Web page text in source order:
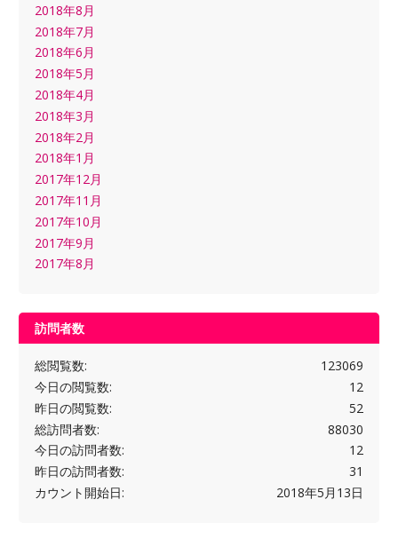
2018年8月
2018年7月
2018年6月
2018年5月
2018年4月
2018年3月
2018年2月
2018年1月
2017年12月
2017年11月
2017年10月
2017年9月
2017年8月
訪問者数
123069
総閲覧数:
12
今日の閲覧数:
52
昨日の閲覧数:
88030
総訪問者数:
12
今日の訪問者数:
31
昨日の訪問者数:
2018年5月13日
カウント開始日: